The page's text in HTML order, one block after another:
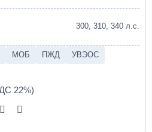
300, 310, 340 л.с.
МОБ ПЖД
УВЭОС